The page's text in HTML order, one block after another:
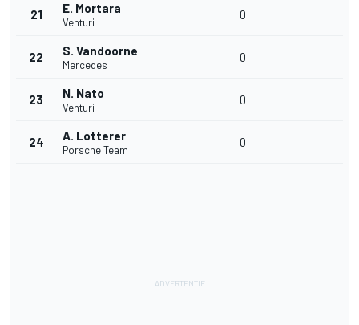
21 E. Mortara
Venturi
0
22 S. Vandoorne
Mercedes
0
23 N. Nato
Venturi
0
24 A. Lotterer
Porsche Team
0